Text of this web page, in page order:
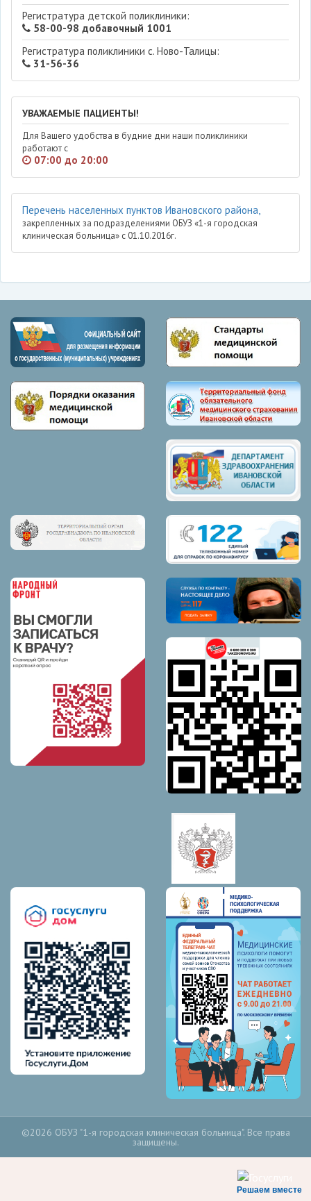
Регистратура детской поликлиники:
58-00-98 добавочный 1001
Регистратура поликлиники с. Ново-Талицы:
31-56-36
УВАЖАЕМЫЕ ПАЦИЕНТЫ!
Для Вашего удобства в будние дни наши поликлиники
работают с
07:00 до 20:00
Перечень населенных пунктов Ивановского района,
закрепленных за подразделениями ОБУЗ «1-я городская
клиническая больница» с 01.10.2016г.
©2026 ОБУЗ "1-я городская клиническая больница". Все права
защищены.
Решаем вместе